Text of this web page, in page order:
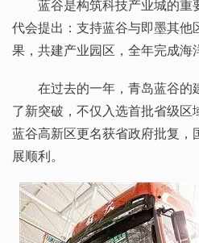
蓝谷是构筑科技产业城的重
代会提出：支持蓝谷与即墨其
果，共建产业园区，全年完成海
在过去的一年，青岛蓝谷
了新突破，不仅入选首批省级
蓝谷高新区更名获省政府批复
展顺利。